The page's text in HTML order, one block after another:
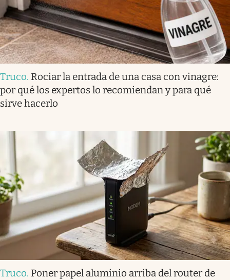
Truco. Rociar la entrada de una casa con vinagre:
por qué los expertos lo recomiendan y para qué
sirve hacerlo
Truco. Poner papel aluminio arriba del router de